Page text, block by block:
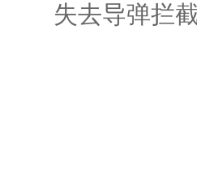
失去导弹拦